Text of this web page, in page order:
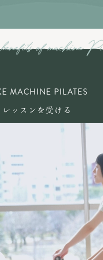
MACHINE PILATES
レッスンを受ける